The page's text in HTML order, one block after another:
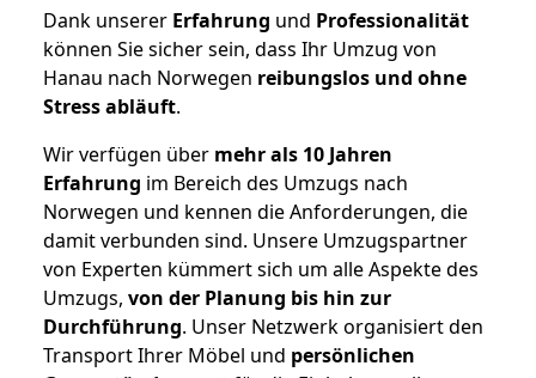
Dank unserer Erfahrung und Professionalität
können Sie sicher sein, dass Ihr Umzug von
Hanau nach Norwegen reibungslos und ohne
Stress abläuft.
Wir verfügen über mehr als 10 Jahren
Erfahrung im Bereich des Umzugs nach
Norwegen und kennen die Anforderungen, die
damit verbunden sind. Unsere Umzugspartner
von Experten kümmert sich um alle Aspekte des
Umzugs, von der Planung bis hin zur
Durchführung. Unser Netzwerk organisiert den
Transport Ihrer Möbel und persönlichen